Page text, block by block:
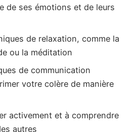
de ses émotions et de leurs
de relaxation, comme la
ou la méditation
de communication
votre colère de manière
activement et à comprendre
autres